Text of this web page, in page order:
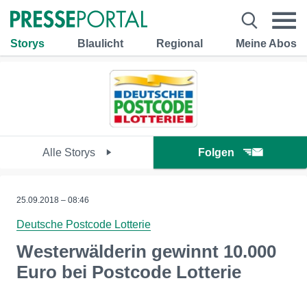
Storys Blaulicht Regional Meine Abos
Alle Storys Folgen
25.09.2018 – 08:46
Deutsche Postcode Lotterie
Westerwälderin gewinnt 10.000
Euro bei Postcode Lotterie